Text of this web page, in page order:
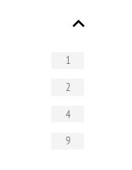
1
2
4
9